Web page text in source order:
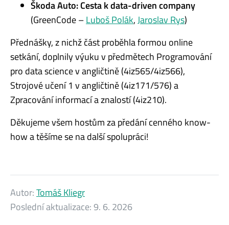
Škoda Auto: Cesta k data-driven company
(GreenCode –Luboš Polák,Jaroslav Rys)
Přednášky, z nichž část proběhla formou online
setkání, doplnily výuku v předmětech Programování
pro data science v angličtině (4iz565/4iz566),
Strojové učení 1 v angličtině (4iz171/576) a
Zpracování informací a znalostí (4iz210).
Děkujeme všem hostům za předání cenného know-
how a těšíme se na další spolupráci!
Autor:Tomáš Kliegr
Poslední aktualizace:9. 6. 2026